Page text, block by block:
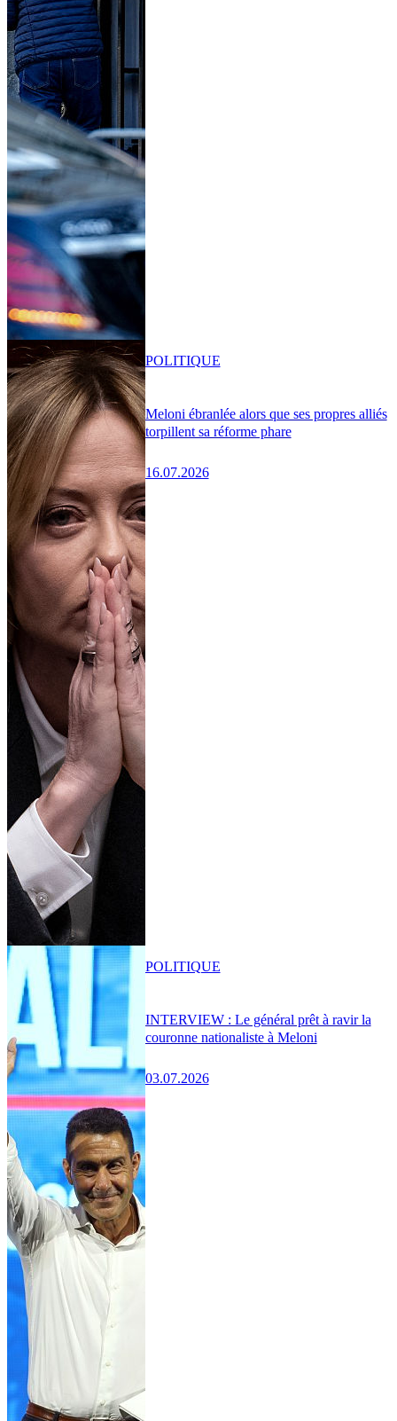
Meloni ébranlée alors que ses propres alliés
torpillent sa réforme phare
16.07.2026
POLITIQUE
INTERVIEW : Le général prêt à ravir la
couronne nationaliste à Meloni
03.07.2026
POLITIQUE